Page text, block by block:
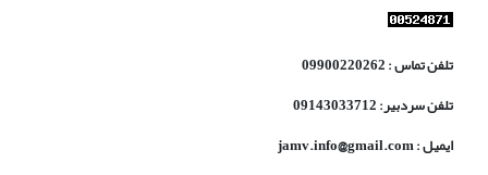
تلفن تماس : 09900220262
تلفن سردبیر: 09143033712
ایمیل : jamv.info@gmail.com